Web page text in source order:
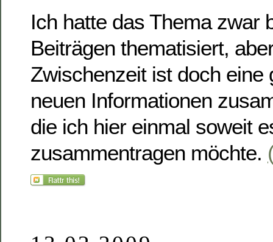
Ich hatte das Thema zwar
Beiträgen thematisiert,
Zwischenzeit ist doch eine
neuen Informationen
die ich hier einmal soweit
zusammentragen möchte.